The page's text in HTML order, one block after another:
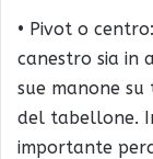
• Pivot o
canestro sia in
sue manone
del tabellone.
importante